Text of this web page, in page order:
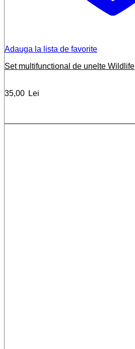
Adauga la lista de favorite
Set multifunctional de unelte Wildlife
35,00 Lei